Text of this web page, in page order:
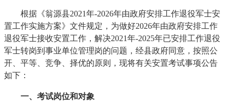
根据《翁源县2021年-2026年由政府安排工作退役军士安
置工作实施方案》文件规定，为做好2026年由政府安排工作
退役军士接收安置工作，解决2021年-2025年已安排工作退役
军士转岗到事业单位管理岗的问题，经县政府同意，按照公
开、平等、竞争、择优的原则，现将有关安置考试事项公告
如下：
一、考试岗位和对象